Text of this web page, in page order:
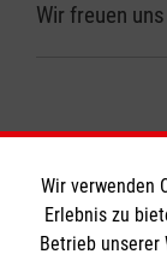
Wir freuen
Soziale
Wir verwenden
Erlebnis zu
Betrieb